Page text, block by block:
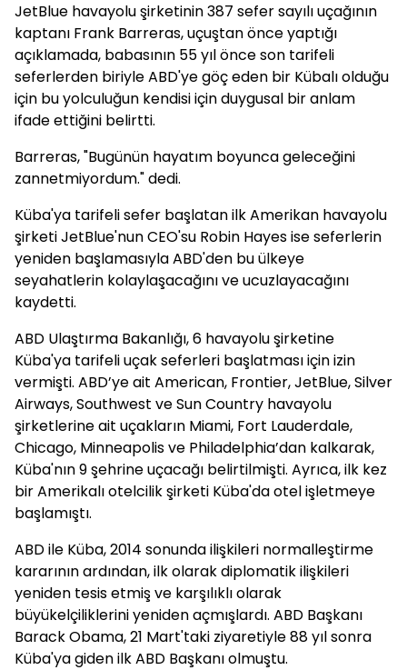
JetBlue havayolu şirketinin 387 sefer sayılı uçağının
kaptanı Frank Barreras, uçuştan önce yaptığı
açıklamada, babasının 55 yıl önce son tarifeli
seferlerden biriyle ABD'ye göç eden bir Kübalı olduğu
için bu yolculuğun kendisi için duygusal bir anlam
ifade ettiğini belirtti.
Barreras, "Bugünün hayatım boyunca geleceğini
zannetmiyordum." dedi.
Küba'ya tarifeli sefer başlatan ilk Amerikan havayolu
şirketi JetBlue'nun CEO'su Robin Hayes ise seferlerin
yeniden başlamasıyla ABD'den bu ülkeye
seyahatlerin kolaylaşacağını ve ucuzlayacağını
kaydetti.
ABD Ulaştırma Bakanlığı, 6 havayolu şirketine
Küba'ya tarifeli uçak seferleri başlatması için izin
vermişti. ABD’ye ait American, Frontier, JetBlue, Silver
Airways, Southwest ve Sun Country havayolu
şirketlerine ait uçakların Miami, Fort Lauderdale,
Chicago, Minneapolis ve Philadelphia’dan kalkarak,
Küba'nın 9 şehrine uçacağı belirtilmişti. Ayrıca, ilk kez
bir Amerikalı otelcilik şirketi Küba'da otel işletmeye
başlamıştı.
ABD ile Küba, 2014 sonunda ilişkileri normalleştirme
kararının ardından, ilk olarak diplomatik ilişkileri
yeniden tesis etmiş ve karşılıklı olarak
büyükelçiliklerini yeniden açmışlardı. ABD Başkanı
Barack Obama, 21 Mart'taki ziyaretiyle 88 yıl sonra
Küba'ya giden ilk ABD Başkanı olmuştu.